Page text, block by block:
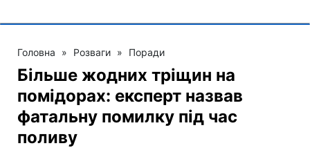
Головна » Розваги » Поради
Більше жодних тріщин на
помідорах: експерт назвав
фатальну помилку під час
поливу